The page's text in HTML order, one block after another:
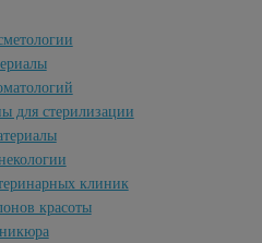
для стерилизации
клиник
красоты